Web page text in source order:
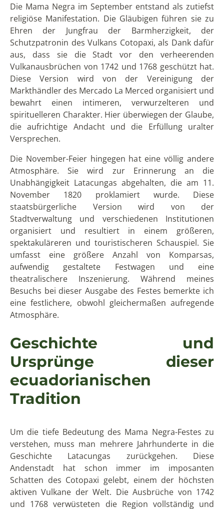
Die Mama Negra im September entstand als zutiefst
religiöse Manifestation. Die Gläubigen führen sie zu
Ehren der Jungfrau der Barmherzigkeit, der
Schutzpatronin des Vulkans Cotopaxi, als Dank dafür
aus, dass sie die Stadt vor den verheerenden
Vulkanausbrüchen von 1742 und 1768 geschützt hat.
Diese Version wird von der Vereinigung der
Markthändler des Mercado La Merced organisiert und
bewahrt einen intimeren, verwurzelteren und
spirituelleren Charakter. Hier überwiegen der Glaube,
die aufrichtige Andacht und die Erfüllung uralter
Versprechen.
Die November-Feier hingegen hat eine völlig andere
Atmosphäre. Sie wird zur Erinnerung an die
Unabhängigkeit Latacungas abgehalten, die am 11.
November 1820 proklamiert wurde. Diese
staatsbürgerliche Version wird von der
Stadtverwaltung und verschiedenen Institutionen
organisiert und resultiert in einem größeren,
spektakuläreren und touristischeren Schauspiel. Sie
umfasst eine größere Anzahl von Komparsas,
aufwendig gestaltete Festwagen und eine
theatralischere Inszenierung. Während meines
Besuchs bei dieser Ausgabe des Festes bemerkte ich
eine festlichere, obwohl gleichermaßen aufregende
Atmosphäre.
Geschichte und
Ursprünge dieser
ecuadorianischen
Tradition
Um die tiefe Bedeutung des Mama Negra-Festes zu
verstehen, muss man mehrere Jahrhunderte in die
Geschichte Latacungas zurückgehen. Diese
Andenstadt hat schon immer im imposanten
Schatten des Cotopaxi gelebt, einem der höchsten
aktiven Vulkane der Welt. Die Ausbrüche von 1742
und 1768 verwüsteten die Region vollständig und